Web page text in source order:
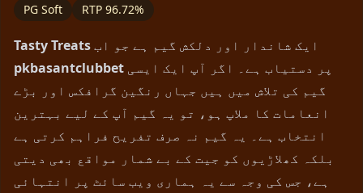
PG Soft RTP 96.72%
Tasty Treatsایک شاندار اور دلکش گیم ہے جو اب
pkbasantclubbet
گیم کی تلاش میں ہیں جہاں رنگین گرافکس اور بڑے
انعامات کا ملاپ ہو، تو یہ گیم آپ کے لیے بہترین
انتخاب ہے۔ یہ گیم نہ صرف تفریح فراہم کرتی ہے
بلکہ کھلاڑیوں کو جیت کے بے شمار مواقع بھی دیتی
ہے، جس کی وجہ سے یہ ہماری ویب سائٹ پر انتہائی